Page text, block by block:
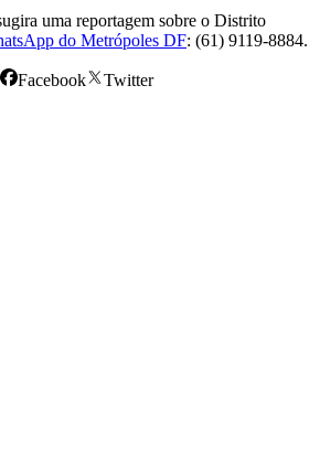
uma reportagem sobre o Distrito
do Metrópoles DF: (61) 9119-8884.
Facebook
Twitter